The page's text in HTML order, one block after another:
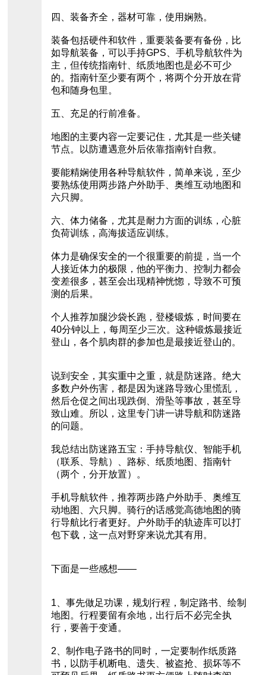
四、装备齐全，器材可靠，使用娴熟。
装备包括硬件和软件，重要装备要有备份，比
如导航装备，可以手持GPS、手机导航软件为
主，但传统指南针、纸质地图也是必不可少
的。指南针至少要有两个，将两个分开放在背
包和随身包里。
五、充足的行前准备。
地图的主要内容一定要记住，尤其是一些关键
节点。以防遭遇意外后依靠指南针自救。
要能精娴使用各种导航软件，简单来说，至少
要熟练使用两步路户外助手、奥维互动地图和
六只脚。
六、体力储备，尤其是耐力方面的训练，心脏
负荷训练，高海拔适应训练。
体力是确保安全的一个很重要的前提，当一个
人接近体力的极限，他的平衡力、控制力都会
变差很多，甚至会出现精神恍惚，导致不可预
测的后果。
个人推荐加腿沙袋长跑，登楼锻炼，时间要在
40分钟以上，每周至少三次。这种锻炼最接近
登山，各个肌肉群的参加也是最接近登山的。
说到安全，其实重中之重，就是防迷路。绝大
多数户外伤害，都是因为迷路导致心里慌乱，
然后仓促之间出现跌倒、滑坠等事故，甚至导
致山难。所以，这里专门讲一讲导航和防迷路
的问题。
我总结出防迷路五宝：手持导航仪、智能手机
（联系、导航）、路标、纸质地图、指南针
（两个，分开放置）。
手机导航软件，推荐两步路户外助手、奥维互
动地图、六只脚。骑行的话感觉高德地图的骑
行导航比行者更好。户外助手的轨迹库可以打
包下载，这一点对野穿来说尤其有用。
下面是一些感想——
1、事先做足功课，规划行程，制定路书、绘制
地图。行程要留有余地，出行后不必完全执
行，要善于变通。
2、制作电子路书的同时，一定要制作纸质路
书，以防手机断电、遗失、被盗抢、损坏等不